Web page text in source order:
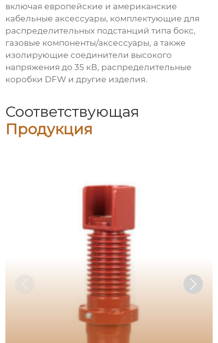
включая европейские и американские
кабельные аксессуары, комплектующие для
распределительных подстанций типа бокс,
газовые компоненты/аксессуары, а также
изолирующие соединители высокого
напряжения до 35 кВ, распределительные
коробки DFW и другие изделия.
Соответствующая
Продукция